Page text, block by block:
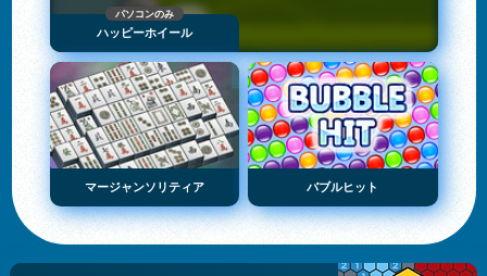
パソコンのみ
ハッピーホイール
マージャンソリティア バブルヒット